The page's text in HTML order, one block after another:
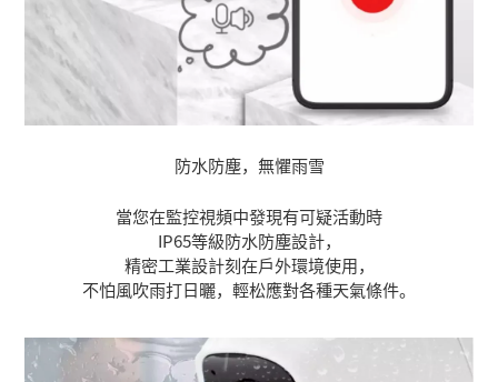
防水防塵，無懼雨雪
當您在監控視頻中發現有可疑活動時
IP65等級防水防塵設計，
精密工業設計刻在戶外環境使用，
不怕風吹雨打日曬，輕松應對各種天氣條件。